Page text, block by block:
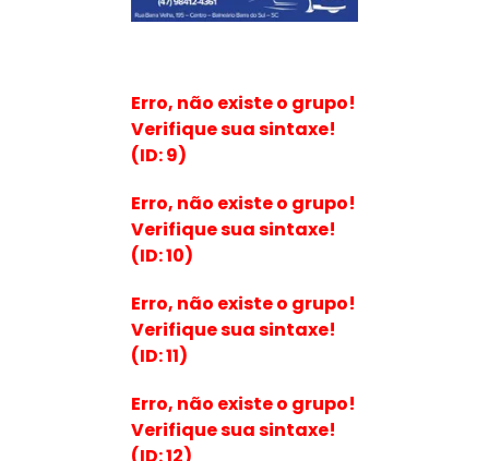
Erro, não existe o grupo!
Verifique sua sintaxe!
(ID: 9)
Erro, não existe o grupo!
Verifique sua sintaxe!
(ID: 10)
Erro, não existe o grupo!
Verifique sua sintaxe!
(ID: 11)
Erro, não existe o grupo!
Verifique sua sintaxe!